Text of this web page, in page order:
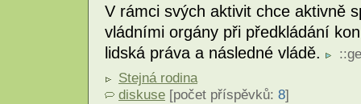
V rámci svých aktivit chce aktivně
vládními orgány při předkládání
lidská práva a následné vládě.
::
Stejná rodina
diskuse [počet příspěvků: 8]